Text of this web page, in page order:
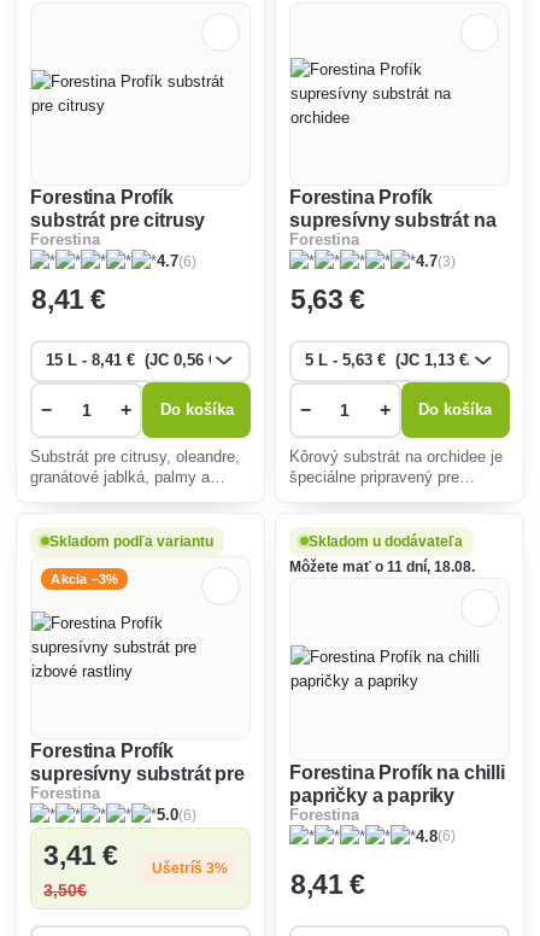
Forestina Profík
substrát pre citrusy
Forestina
4.7(6)
8,41 €
− + Do košíka
Substrát pre citrusy, oleandre,
granátové jablká, palmy a
záhrade je pripravený zo zmesi
rašelín, tehlovej drviny, zeolitu
a kremičitého pi
Forestina Profík
supresívny substrát na
orchidee
Forestina
4.7(3)
5,63 €
− + Do košíka
Kôrový substrát na orchidee je
špeciálne pripravený pre
epifytických rastlín.
Skladom podľa variantu
Akcia −3%
Forestina Profík
supresívny substrát pre
izbové rastliny
Forestina
5.0(6)
3,41 €
3,50€
Ušetríš 3%
Skladom u dodávateľa
Môžete mať o 11 dní, 18.08.
Forestina Profík na chilli
papričky a papriky
Forestina
4.8(6)
8,41 €